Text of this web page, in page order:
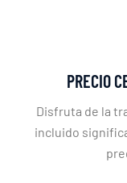
PRECIO
Disfruta de la
incluido